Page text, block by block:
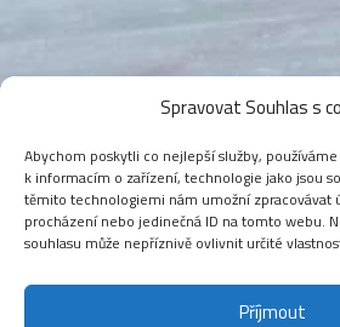
Spravovat Souhlas s
Abychom poskytli co nejlepší služby,
k informacím o zařízení, technologie jako jsou
těmito technologiemi nám umožní zpracovávat
procházení nebo jedinečná ID na tomto webu.
souhlasu může nepříznivě ovlivnit určité
Příjmout